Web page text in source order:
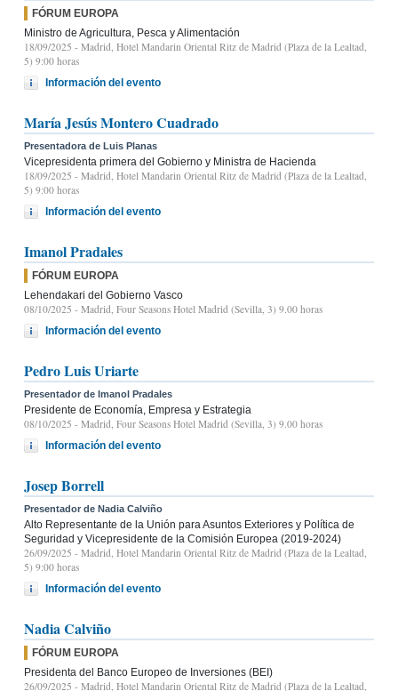
FÓRUM EUROPA
Ministro de Agricultura, Pesca y Alimentación
18/09/2025 - Madrid, Hotel Mandarin Oriental Ritz de Madrid (Plaza de la Lealtad,
5) 9:00 horas
Información del evento
María Jesús Montero Cuadrado
Presentadora de Luis Planas
Vicepresidenta primera del Gobierno y Ministra de Hacienda
18/09/2025 - Madrid, Hotel Mandarin Oriental Ritz de Madrid (Plaza de la Lealtad,
5) 9:00 horas
Información del evento
Imanol Pradales
FÓRUM EUROPA
Lehendakari del Gobierno Vasco
08/10/2025 - Madrid, Four Seasons Hotel Madrid (Sevilla, 3) 9.00 horas
Información del evento
Pedro Luis Uriarte
Presentador de Imanol Pradales
Presidente de Economía, Empresa y Estrategia
08/10/2025 - Madrid, Four Seasons Hotel Madrid (Sevilla, 3) 9.00 horas
Información del evento
Josep Borrell
Presentador de Nadia Calviño
Alto Representante de la Unión para Asuntos Exteriores y Política de
Seguridad y Vicepresidente de la Comisión Europea (2019-2024)
26/09/2025 - Madrid, Hotel Mandarin Oriental Ritz de Madrid (Plaza de la Lealtad,
5) 9:00 horas
Información del evento
Nadia Calviño
FÓRUM EUROPA
Presidenta del Banco Europeo de Inversiones (BEI)
26/09/2025 - Madrid, Hotel Mandarin Oriental Ritz de Madrid (Plaza de la Lealtad,